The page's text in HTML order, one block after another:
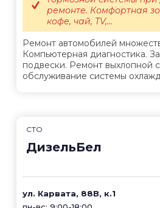
Ремонт автомобилей
Компьютерная диагностика.
подвески. Ремонт выхлопной
обслуживание системы
ремонте. Комфортная
кофе, чай, TV,...
СТО
ДизельБел
ул. Карвата, 88В, к.1